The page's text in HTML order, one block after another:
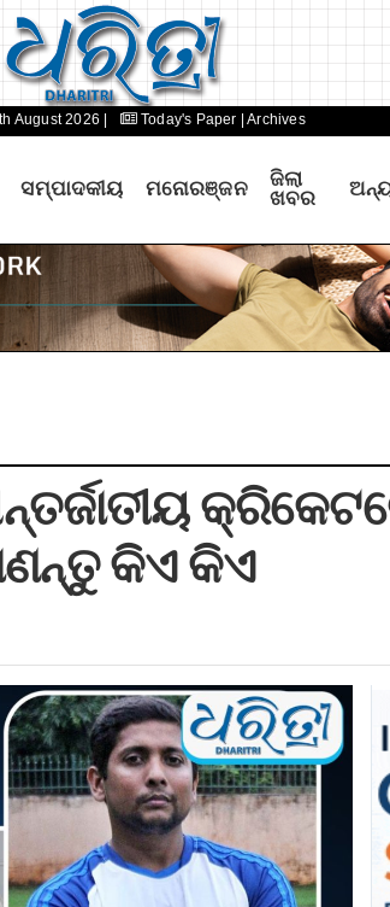
August 2026 | Today's Paper | Archives
ସମ୍ପାଦକୀୟ ମନୋରଞ୍ଜନ
ଜିଲା
ଖବର
କିଏ କିଏ